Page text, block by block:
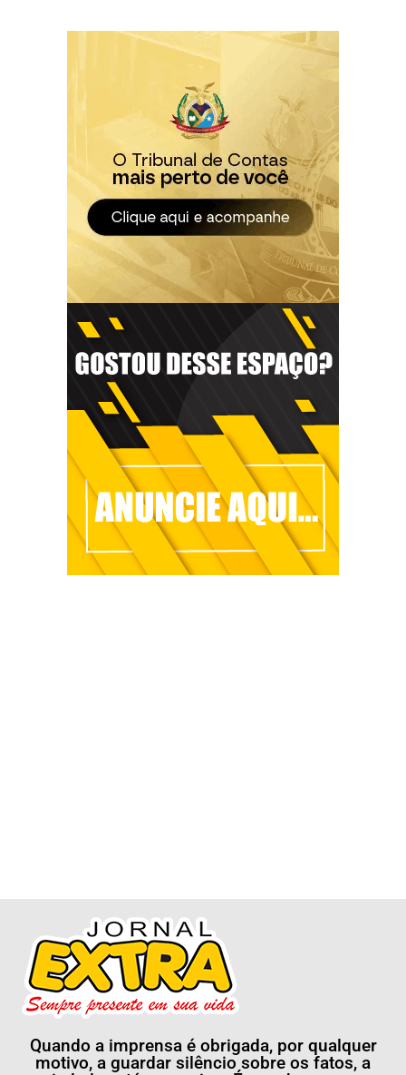
Quando a imprensa é obrigada, por qualquer
motivo, a guardar silêncio sobre os fatos, a